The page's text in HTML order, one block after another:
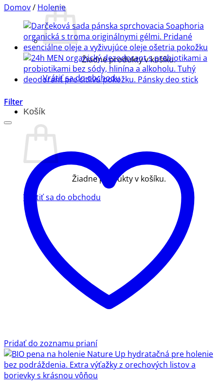
Žiadne produkty v košíku.
Vrátiť sa do obchodu
Košík
Žiadne produkty v košíku.
Vrátiť sa do obchodu
Domov/ Holenie
Filter
Pridať do zoznamu prianí